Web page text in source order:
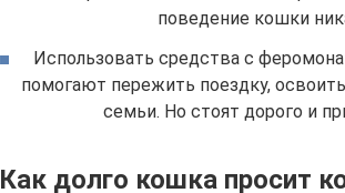
поведение кошки
Использовать средства с
помогают пережить поездку,
семьи. Но стоят дорого и
Как долго кошка просит